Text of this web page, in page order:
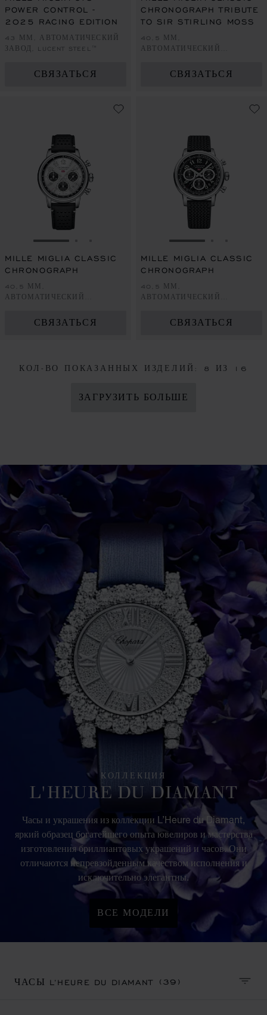
POWER CONTROL -
2025 RACING EDITION
43 ММ, АВТОМАТИЧЕСКИЙ
ЗАВОД, LUCENT STEEL™
СВЯЗАТЬСЯ
CHRONOGRAPH TRIBUTE
TO SIR STIRLING MOSS
40,5 ММ,
АВТОМАТИЧЕСКИЙ
СВЯЗАТЬСЯ
ПЕРЕЙТИ К СЛАЙДУ 1
ПЕРЕЙТИ К СЛАЙДУ 2
ПЕРЕЙТИ К СЛАЙДУ 3
MILLE MIGLIA CLASSIC
CHRONOGRAPH
40,5 ММ,
АВТОМАТИЧЕСКИЙ
СВЯЗАТЬСЯ
ПЕРЕЙТИ К
MILLE MIGLIA CLASSIC
CHRONOGRAPH
40,5 ММ,
АВТОМАТИЧЕСКИЙ
СВЯЗАТЬСЯ
КОЛ-ВО ПОКАЗАННЫХ ИЗДЕЛИЙ: 8 ИЗ 16
ЗАГРУЗИТЬ БОЛЬШЕ
КОЛЛЕКЦИЯ
L'HEURE DU DIAMANT
Часы и украшения из коллекции L’Heure du Diamant,
яркий образец богатейшего опыта ювелиров и мастерства
изготовления бриллиантовых украшений и часов. Они
отличаются непревзойденным качеством исполнения и
исключительно элегантны.
ВСЕ МОДЕЛИ
ЧАСЫ L’HEURE DU DIAMANT(39)